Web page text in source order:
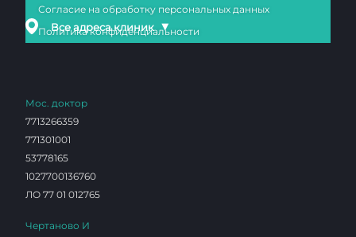
Все адреса клиник ▼
Согласие на обработку персональных данных
Политика конфиденциальности
Мос. доктор
7713266359
771301001
53778165
1027700136760
ЛО 77 01 012765
Чертаново И